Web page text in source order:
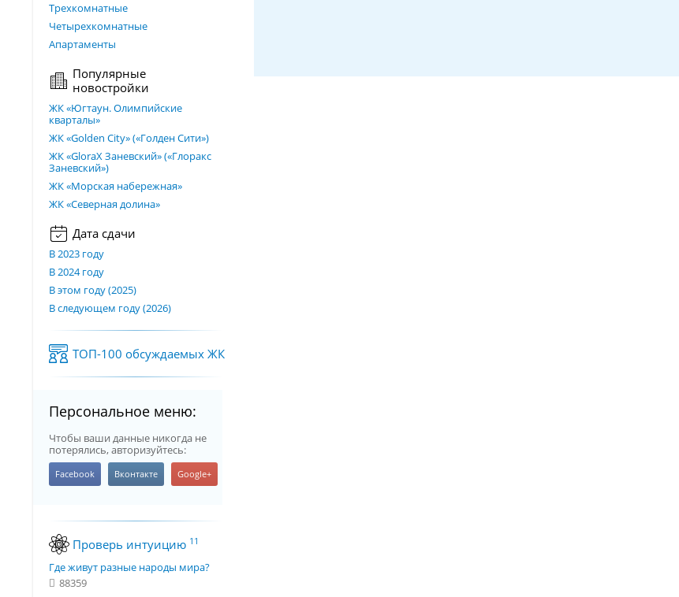
Трехкомнатные
Четырехкомнатные
Апартаменты
Популярные
новостройки
ЖК «Югтаун. Олимпийские
кварталы»
ЖК «Golden City» («Голден Сити»)
ЖК «GloraX Заневский»​ («Глоракс
Заневский»)
ЖК «Морская набережная»
ЖК «Северная долина»
Дата сдачи
В 2023 году
В 2024 году
В этом году (2025)
В следующем году (2026)
ТОП-100 обсуждаемых ЖК
Персональное меню:
Чтобы ваши данные никогда не
потерялись, авторизуйтесь:
Проверь интуицию 11
Где живут разные народы мира?
88359